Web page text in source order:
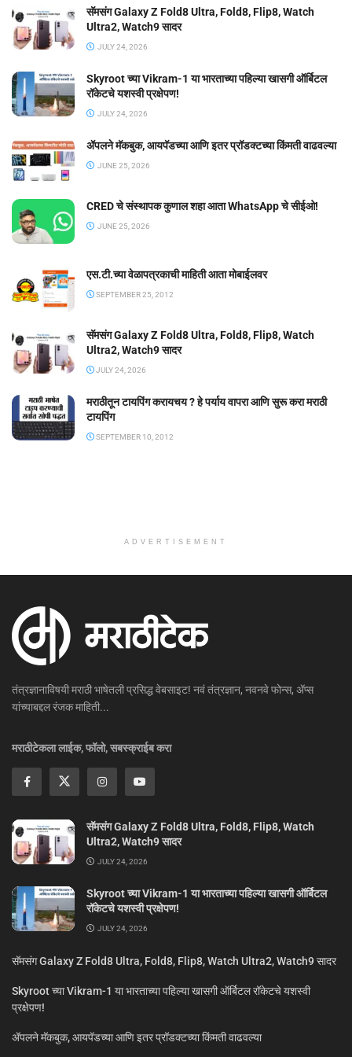
सॅमसंग Galaxy Z Fold8 Ultra, Fold8, Flip8, Watch
Ultra2, Watch9 सादर
JULY 24, 2026
Skyroot च्या Vikram-1 या भारताच्या पहिल्या खासगी ऑर्बिटल
रॉकेटचे यशस्वी प्रक्षेपण!
JULY 24, 2026
ॲपलने मॅकबुक, आयपॅडच्या आणि इतर प्रॉडक्टच्या किंमती वाढवल्या
JUNE 25, 2026
CRED चे संस्थापक कुणाल शहा आता WhatsApp चे सीईओ!
JUNE 25, 2026
एस.टी.च्या वेळापत्रकाची माहिती आता मोबाईलवर
SEPTEMBER 25, 2012
सॅमसंग Galaxy Z Fold8 Ultra, Fold8, Flip8, Watch
Ultra2, Watch9 सादर
JULY 24, 2026
मराठीतून टायपिंग करायचय ? हे पर्याय वापरा आणि सुरू करा मराठी
टायपिंग
SEPTEMBER 10, 2012
ADVERTISEMENT
तंत्रज्ञानाविषयी मराठी भाषेतली प्रसिद्ध वेबसाइट! नवं तंत्रज्ञान, नवनवे फोन्स, ॲप्स
यांच्याबद्दल रंजक माहिती...
मराठीटेकला लाईक, फॉलो, सबस्क्राईब करा
सॅमसंग Galaxy Z Fold8 Ultra, Fold8, Flip8, Watch
Ultra2, Watch9 सादर
JULY 24, 2026
Skyroot च्या Vikram-1 या भारताच्या पहिल्या खासगी ऑर्बिटल
रॉकेटचे यशस्वी प्रक्षेपण!
JULY 24, 2026
सॅमसंग Galaxy Z Fold8 Ultra, Fold8, Flip8, Watch Ultra2, Watch9 सादर
Skyroot च्या Vikram-1 या भारताच्या पहिल्या खासगी ऑर्बिटल रॉकेटचे यशस्वी
प्रक्षेपण!
ॲपलने मॅकबुक, आयपॅडच्या आणि इतर प्रॉडक्टच्या किंमती वाढवल्या